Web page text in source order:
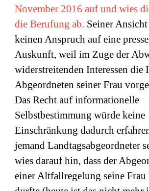
November 2016 auf und wies
die Berufung ab. Seiner
keinen Anspruch auf eine
Auskunft, weil im Zuge der
widerstreitenden Interessen die
Abgeordneten seiner Frau
Das Recht auf informationelle
Selbstbestimmung würde keine
Einschränkung dadurch
jemand Landtagsabgeordneter
wies darauf hin, dass der
einer Altfallregelung seine Frau